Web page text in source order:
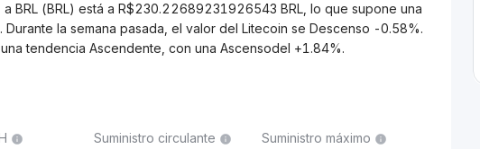
BRL (BRL) está a R$230.22689231926543 BRL, lo que supone una
Durante la semana pasada, el valor del Litecoin se Descenso -0.58%.
tendencia Ascendente, con una Ascensodel +1.84%.
Suministro circulante Suministro máximo